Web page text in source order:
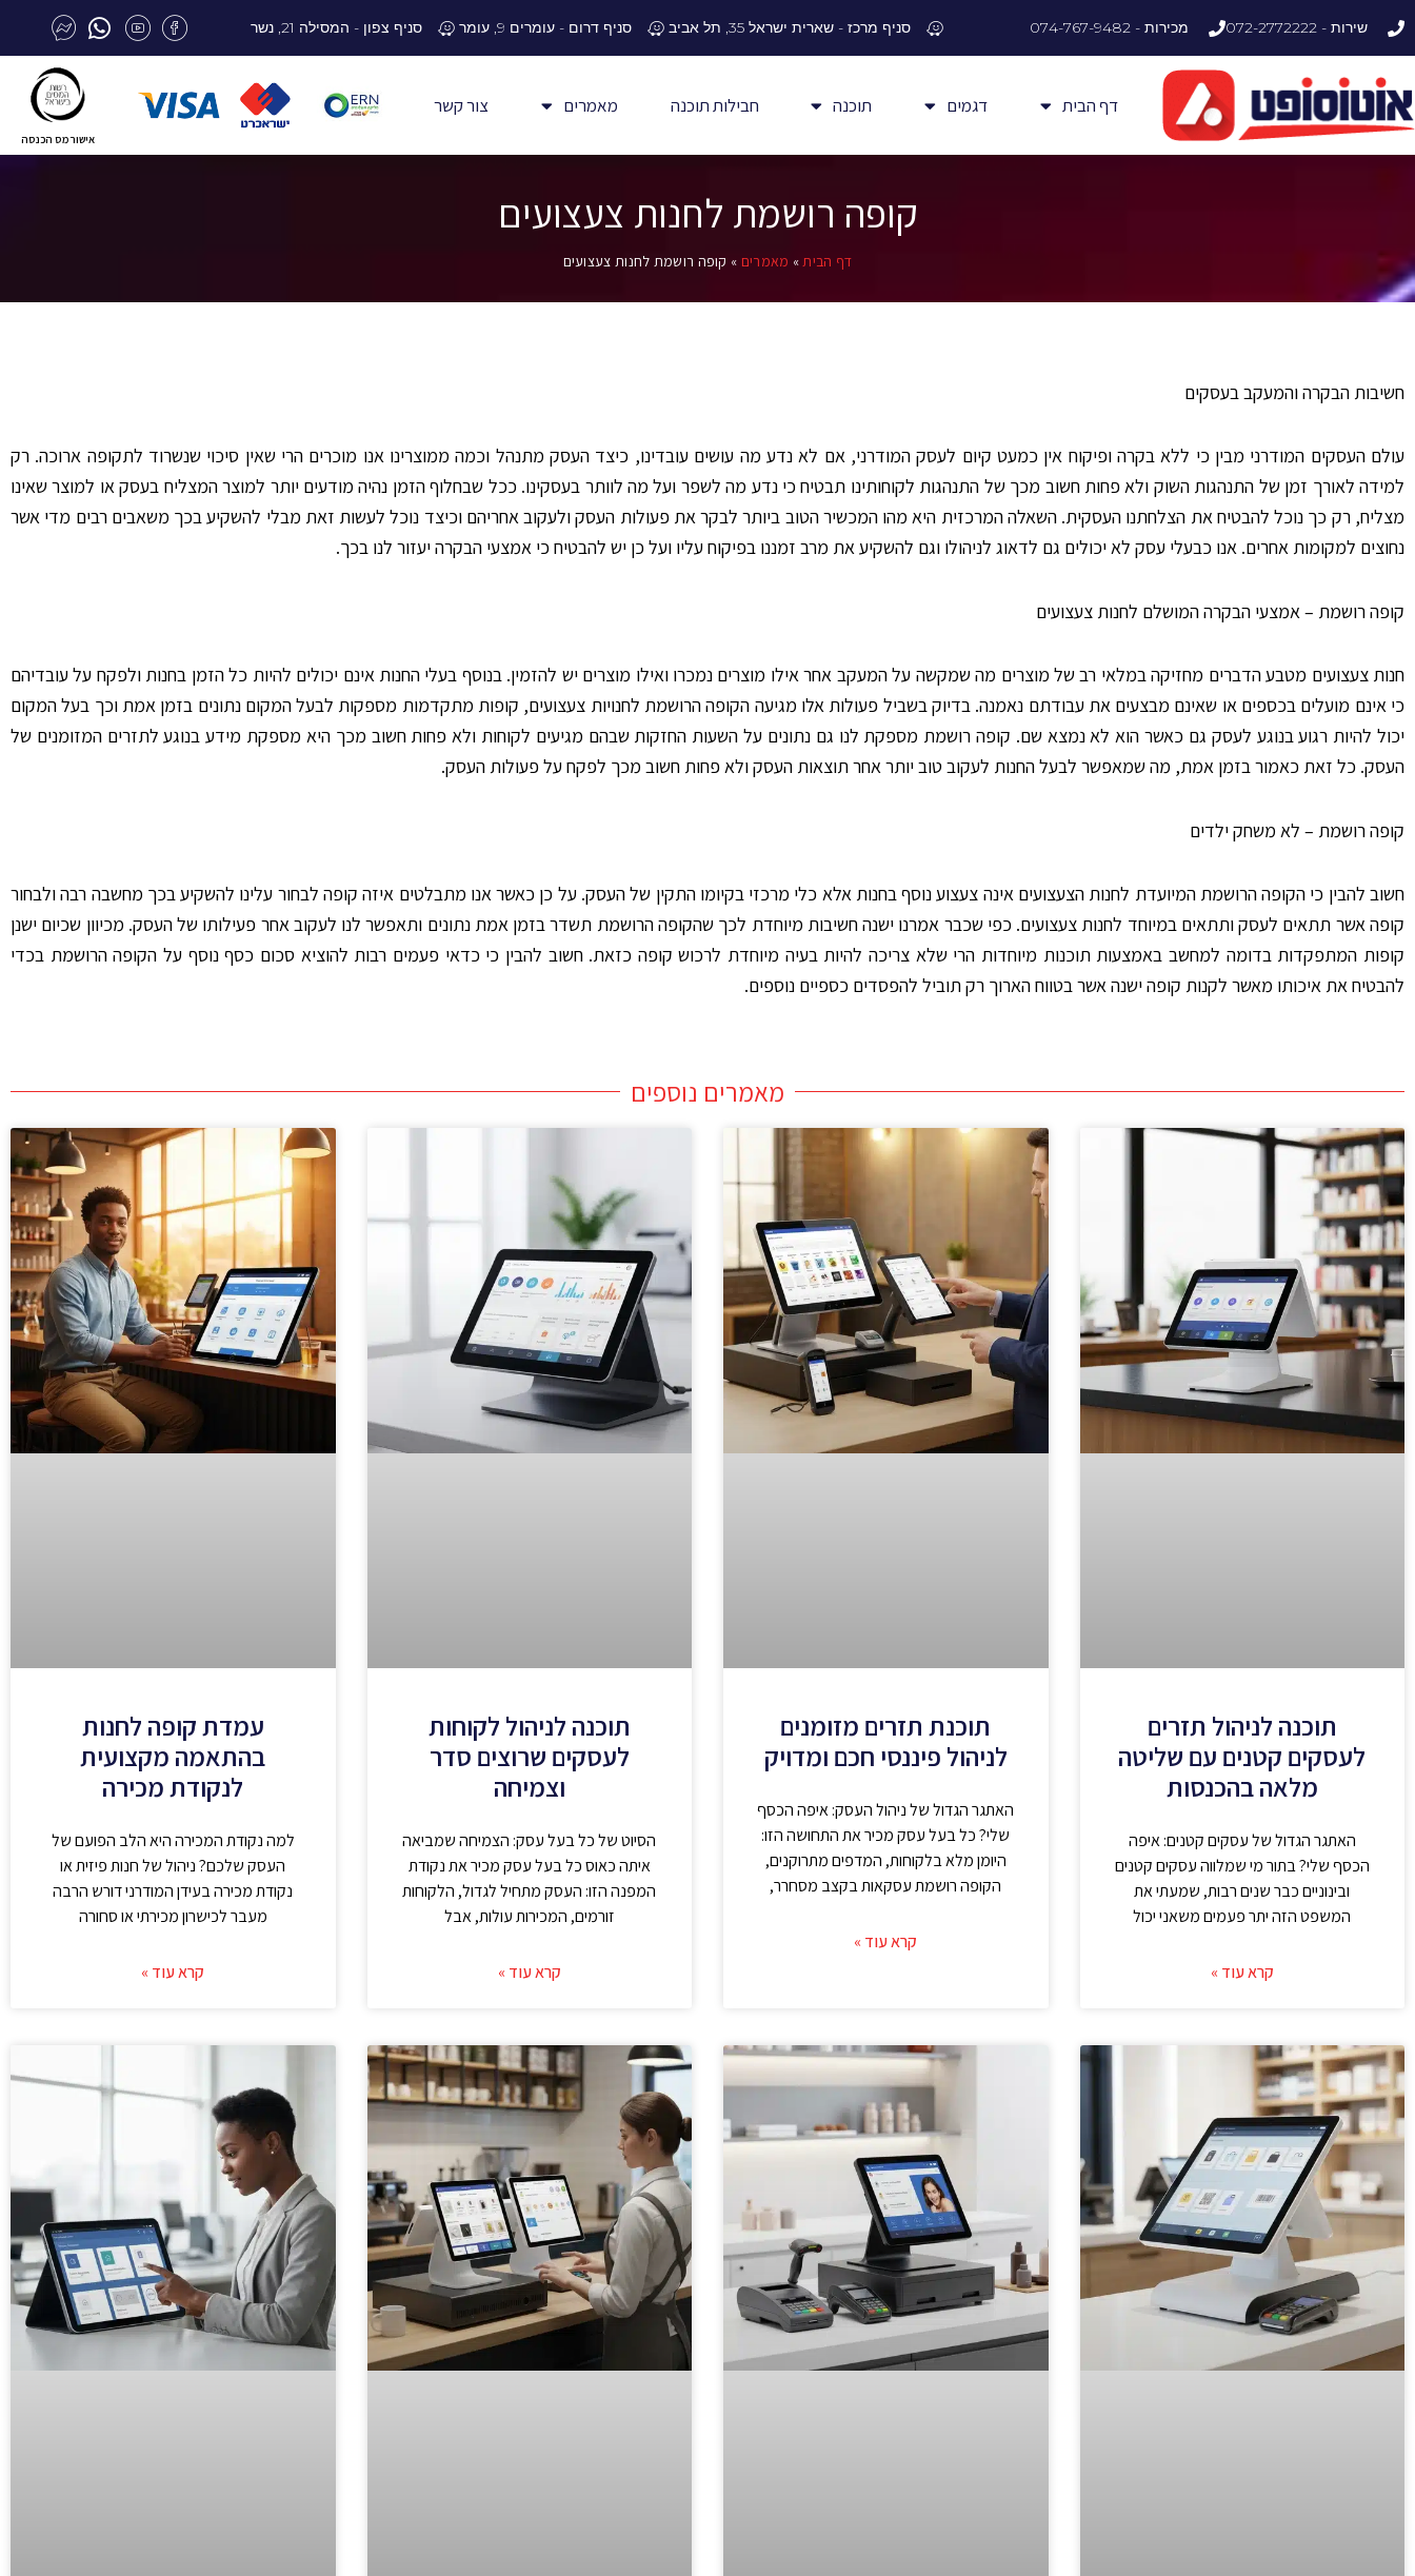
דילוג
לתוכן
שירות - 072-2772222 מכירות - 074-767-9482 סניף מרכז - שארית ישראל 35, תל אביב סניף דרום - עומרים 9, עומר סניף צפון - המסילה 21, נשר
דף הבית דגמים תוכנה חבילות תוכנה מאמרים צור קשר
אישור מס הכנסה
קופה רושמת לחנות צעצועים
דף הבית» מאמרים » קופה רושמת לחנות צעצועים
חשיבות הבקרה והמעקב בעסקים
עולם העסקים המודרני מבין כי ללא בקרה ופיקוח אין כמעט קיום לעסק המודרני, אם לא נדע מה עושים עובדינו, כיצד העסק מתנהל וכמה ממוצרינו אנו מוכרים הרי שאין סיכוי שנשרוד לתקופה ארוכה. רק
למידה לאורך זמן של התנהגות השוק ולא פחות חשוב מכך של התנהגות לקוחותינו תבטיח כי נדע מה לשפר ועל מה לוותר בעסקינו. ככל שבחלוף הזמן נהיה מודעים יותר למוצר המצליח בעסק או למוצר שאינו
מצליח, רק כך נוכל להבטיח את הצלחתנו העסקית. השאלה המרכזית היא מהו המכשיר הטוב ביותר לבקר את פעולות העסק ולעקוב אחריהם וכיצד נוכל לעשות זאת מבלי להשקיע בכך משאבים רבים מדי אשר
נחוצים למקומות אחרים. אנו כבעלי עסק לא יכולים גם לדאוג לניהולו וגם להשקיע את מרב זמננו בפיקוח עליו ועל כן יש להבטיח כי אמצעי הבקרה יעזור לנו בכך.
קופה רושמת – אמצעי הבקרה המושלם לחנות צעצועים
חנות צעצועים מטבע הדברים מחזיקה במלאי רב של מוצרים מה שמקשה על המעקב אחר אילו מוצרים נמכרו ואילו מוצרים יש להזמין. בנוסף בעלי החנות אינם יכולים להיות כל הזמן בחנות ולפקח על עובדיהם
כי אינם מועלים בכספים או שאינם מבצעים את עבודתם נאמנה. בדיוק בשביל פעולות אלו מגיעה הקופה הרושמת לחנויות צעצועים, קופות מתקדמות מספקות לבעל המקום נתונים בזמן אמת וכך בעל המקום
יכול להיות רגוע בנוגע לעסק גם כאשר הוא לא נמצא שם. קופה רושמת מספקת לנו גם נתונים על השעות החזקות שבהם מגיעים לקוחות ולא פחות חשוב מכך היא מספקת מידע בנוגע לתזרים המזומנים של
העסק. כל זאת כאמור בזמן אמת, מה שמאפשר לבעל החנות לעקוב טוב יותר אחר תוצאות העסק ולא פחות חשוב מכך לפקח על פעולות העסק.
קופה רושמת – לא משחק ילדים
חשוב להבין כי הקופה הרושמת המיועדת לחנות הצעצועים אינה צעצוע נוסף בחנות אלא כלי מרכזי בקיומו התקין של העסק. על כן כאשר אנו מתבלטים איזה קופה לבחור עלינו להשקיע בכך מחשבה רבה ולבחור
קופה אשר תתאים לעסק ותתאים במיוחד לחנות צעצועים. כפי שכבר אמרנו ישנה חשיבות מיוחדת לכך שהקופה הרושמת תשדר בזמן אמת נתונים ותאפשר לנו לעקוב אחר פעילותו של העסק. מכיוון שכיום ישנן
קופות המתפקדות בדומה למחשב באמצעות תוכנות מיוחדות הרי שלא צריכה להיות בעיה מיוחדת לרכוש קופה כזאת. חשוב להבין כי כדאי פעמים רבות להוציא סכום כסף נוסף על הקופה הרושמת בכדי
להבטיח את איכותו מאשר לקנות קופה ישנה אשר בטווח הארוך רק תוביל להפסדים כספיים נוספים.
מאמרים נוספים
תוכנה לניהול תזרים
לעסקים קטנים עם שליטה
מלאה בהכנסות
האתגר הגדול של עסקים קטנים: איפה
הכסף שלי? בתור מי שמלווה עסקים קטנים
ובינוניים כבר שנים רבות, שמעתי את
המשפט הזה יתר פעמים משאני יכול
קרא עוד »
תוכנת תזרים מזומנים
לניהול פיננסי חכם ומדויק
האתגר הגדול של ניהול העסק: איפה הכסף
שלי? כל בעל עסק מכיר את התחושה הזו:
היומן מלא בלקוחות, המדפים מתרוקנים,
הקופה רושמת עסקאות בקצב מסחרר,
קרא עוד »
תוכנה לניהול לקוחות
לעסקים שרוצים סדר
וצמיחה
הסיוט של כל בעל עסק: הצמיחה שמביאה
איתה כאוס כל בעל עסק מכיר את נקודת
המפנה הזו: העסק מתחיל לגדול, הלקוחות
זורמים, המכירות עולות, אבל
קרא עוד »
עמדת קופה לחנות
בהתאמה מקצועית
לנקודת מכירה
למה נקודת המכירה היא הלב הפועם של
העסק שלכם? ניהול של חנות פיזית או
נקודת מכירה בעידן המודרני דורש הרבה
מעבר לכישרון מכירתי או סחורה
קרא עוד »